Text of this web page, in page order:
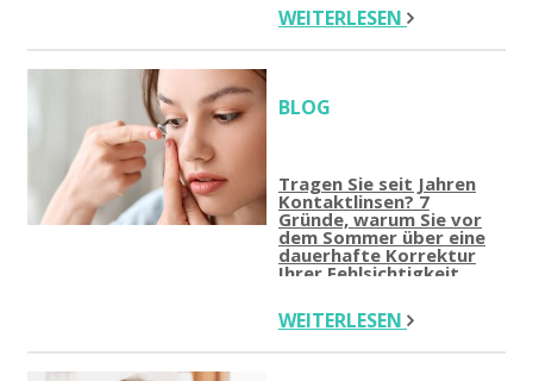
WEITERLESEN
BLOG
Tragen Sie seit Jahren
Kontaktlinsen? 7
Gründe, warum Sie vor
dem Sommer über eine
dauerhafte Korrektur
Ihrer Fehlsichtigkeit
WEITERLESEN